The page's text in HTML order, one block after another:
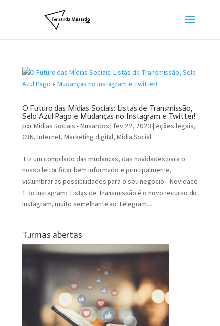
O Futuro das Mídias Sociais: Listas de Transmissão,
Selo Azul Pago e Mudanças no Instagram e Twitter!
porMídias Sociais - Musardos | fev 22, 2023 | Ações legais,
CBN, Internet, Marketing digital, Midia Social
Fiz um compilado das mudanças, das novidades para o
nosso leitor ficar bem informado e principalmente,
vislumbrar as possibilidades para o seu negócio. Novidade
1 do Instagram: Listas de Transmissão é o novo recurso do
Instagram, muito semelhante ao Telegram....
Turmas abertas